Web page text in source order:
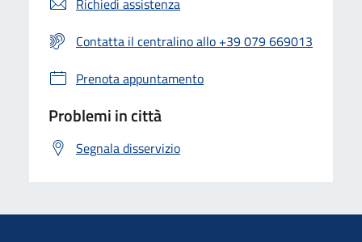
Richiedi assistenza
Contatta il centralino allo +39 079 669013
Prenota appuntamento
Problemi in città
Segnala disservizio